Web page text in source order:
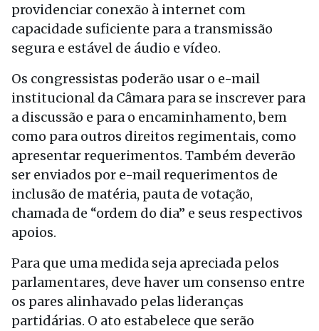
providenciar conexão à internet com
capacidade suficiente para a transmissão
segura e estável de áudio e vídeo.
Os congressistas poderão usar o e-mail
institucional da Câmara para se inscrever para
a discussão e para o encaminhamento, bem
como para outros direitos regimentais, como
apresentar requerimentos. Também deverão
ser enviados por e-mail requerimentos de
inclusão de matéria, pauta de votação,
chamada de “ordem do dia” e seus respectivos
apoios.
Para que uma medida seja apreciada pelos
parlamentares, deve haver um consenso entre
os pares alinhavado pelas lideranças
partidárias. O ato estabelece que serão